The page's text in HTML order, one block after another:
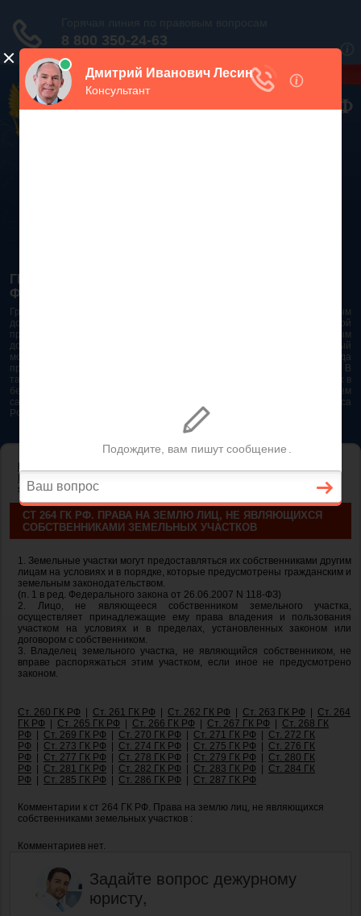
ГРАЖДАНСКИЙ КОДЕКС РОССИЙСКОЙ
ФЕДЕРАЦИИ 2026 - 2025
Гражданский Кодекс Российской Федерации является основным
документом правового поля в Российской Федерации. И именно по этой
причине в него часто вносят изменения. При работе с таким важным
документом необходимо убедиться в его актуальности на данный
момент. Разобраться во всех тонкостях и нюансах не всегда
представляется возможным. Особенно если это нужно сделать быстро. В
таком случае самым простым и эффективным решением будет звонок в
бесплатную юридическую консультацию. Телефон указан на нашем
сайте. На сайте опубликована последняя редакция Гражданского кодекса
РФ 2026 - 2025
являющихся собственниками земельных участков
СТ 264 ГК РФ. ПРАВА НА ЗЕМЛЮ ЛИЦ, НЕ ЯВЛЯЮЩИХСЯ
СОБСТВЕННИКАМИ ЗЕМЕЛЬНЫХ УЧАСТКОВ
1. Земельные участки могут предоставляться их собственниками другим
лицам на условиях и в порядке, которые предусмотрены гражданским и
земельным законодательством.
(п. 1 в ред. Федерального закона от 26.06.2007 N 118-ФЗ)
2. Лицо, не являющееся собственником земельного участка,
осуществляет принадлежащие ему права владения и пользования
участком на условиях и в пределах, установленных законом или
договором с собственником.
3. Владелец земельного участка, не являющийся собственником, не
вправе распоряжаться этим участком, если иное не предусмотрено
законом.
Ст. 260 ГК РФ Ст. 261 ГК РФ Ст. 262 ГК РФ Ст. 263 ГК РФ
Ст. 264
ГК РФ
Ст. 265 ГК РФ Ст. 266 ГК РФ Ст. 267 ГК РФ
Ст. 268 ГК
РФ
Ст. 269 ГК РФ Ст. 270 ГК РФ Ст. 271 ГК РФ
Ст. 272 ГК
РФ
Ст. 273 ГК РФ Ст. 274 ГК РФ Ст. 275 ГК РФ
Ст. 276 ГК
РФ
Ст. 277 ГК РФ Ст. 278 ГК РФ Ст. 279 ГК РФ
Ст. 280 ГК
РФ
Ст. 281 ГК РФ Ст. 282 ГК РФ Ст. 283 ГК РФ
Ст. 284 ГК
РФ
Ст. 285 ГК РФ Ст. 286 ГК РФ Ст. 287 ГК РФ
Комментарии к ст 264 ГК РФ. Права на землю лиц, не являющихся
собственниками земельных участков :
Комментариев нет.
Задайте вопрос дежурному
юристу,